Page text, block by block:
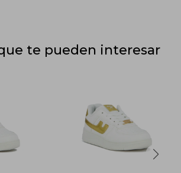
te pueden interesar